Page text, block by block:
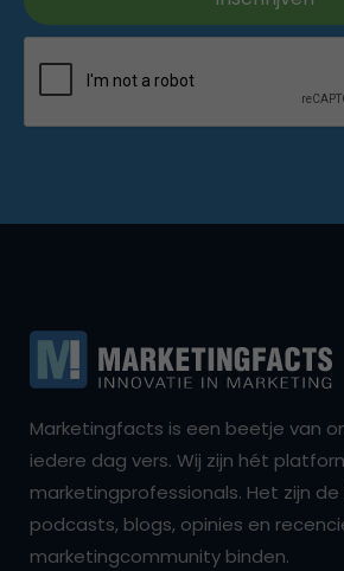
Marketingfacts is een beetje van
iedere dag vers. Wij zijn hét
marketingprofessionals. Het zijn de
podcasts, blogs, opinies en
marketingcommunity binden.